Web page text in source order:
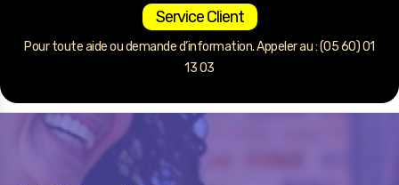
Service Client
Pour toute aide ou demande d’information. Appeler au : (05 60) 01
13 03